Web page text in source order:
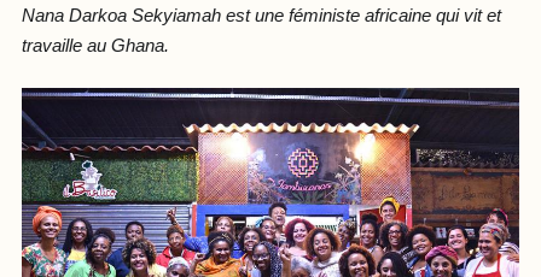
Nana Darkoa Sekyiamah est une féministe africaine qui vit et
travaille au Ghana.